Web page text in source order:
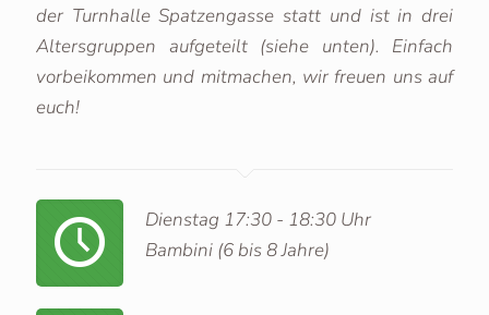
der Turnhalle Spatzengasse statt und ist in drei
Altersgruppen aufgeteilt (siehe unten). Einfach
vorbeikommen und mitmachen, wir freuen uns auf
euch!
Dienstag 17:30 - 18:30 Uhr
Bambini (6 bis 8 Jahre)